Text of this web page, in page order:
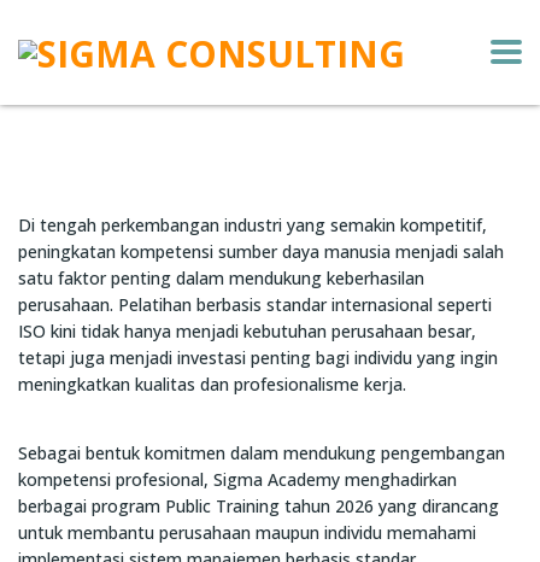
Di tengah perkembangan industri yang semakin kompetitif,
peningkatan kompetensi sumber daya manusia menjadi salah
satu faktor penting dalam mendukung keberhasilan
perusahaan. Pelatihan berbasis standar internasional seperti
ISO kini tidak hanya menjadi kebutuhan perusahaan besar,
tetapi juga menjadi investasi penting bagi individu yang ingin
meningkatkan kualitas dan profesionalisme kerja.
Sebagai bentuk komitmen dalam mendukung pengembangan
kompetensi profesional, Sigma Academy menghadirkan
berbagai program Public Training tahun 2026 yang dirancang
untuk membantu perusahaan maupun individu memahami